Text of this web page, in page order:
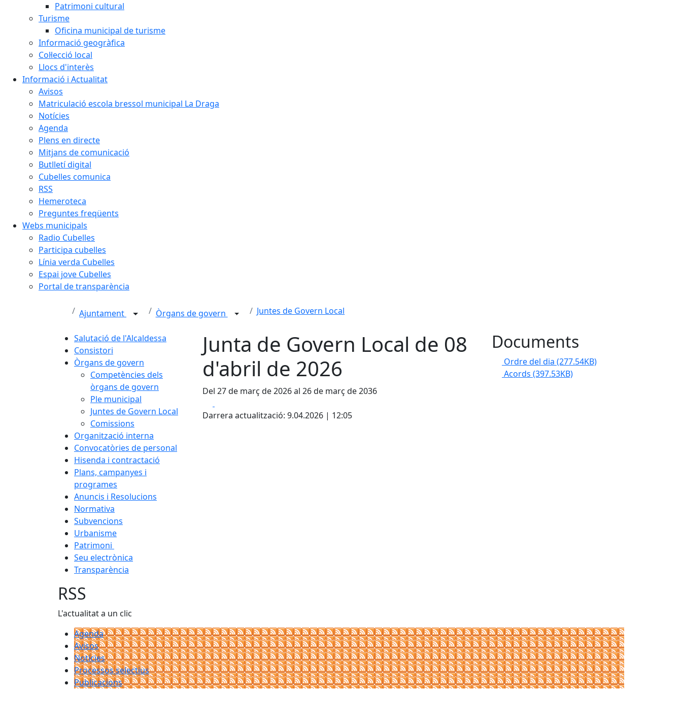
Patrimoni cultural
Turisme
Oficina municipal de turisme
Informació geogràfica
Col·lecció local
Llocs d'interès
Informació i Actualitat
Avisos
Matriculació escola bressol municipal La Draga
Notícies
Agenda
Plens en directe
Mitjans de comunicació
Butlletí digital
Cubelles comunica
RSS
Hemeroteca
Preguntes freqüents
Webs municipals
Radio Cubelles
Participa cubelles
Línia verda Cubelles
Espai jove Cubelles
Portal de transparència
Ajuntament Òrgans de govern Juntes de Govern Local
Salutació de l'Alcaldessa
Consistori
Òrgans de govern
Competències dels
òrgans de govern
Ple municipal
Juntes de Govern Local
Comissions
Organització interna
Convocatòries de personal
Hisenda i contractació
Plans, campanyes i
programes
Anuncis i Resolucions
Normativa
Subvencions
Urbanisme
Patrimoni
Seu electrònica
Transparència
Junta de Govern Local de 08
d'abril de 2026
Del 27 de març de 2026 al 26 de març de 2036
Darrera actualització: 9.04.2026 | 12:05
Documents
Ordre del dia (277.54KB)
Acords (397.53KB)
RSS
L'actualitat a un clic
Agenda
Avisos
Notícies
Processos selectius
Publicacions